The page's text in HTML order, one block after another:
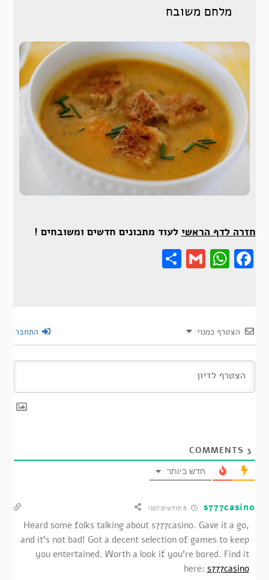
מלחם משובח
חזרה לדף הראשי לעוד מתכונים חדשים ומשובחים !
Gmail
Share
הצטרף כמנוי התחבר
3
חדש ביותר
s777casino
Heard some folks talking about s777casino. Gave it a go,
and it’s not bad! Got a decent selection of games to keep
you entertained. Worth a look if you’re bored. Find it
here: s777casino